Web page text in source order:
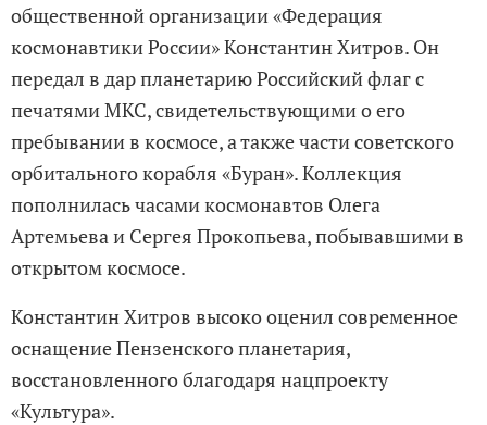
общественной организации «Федерация
космонавтики России» Константин Хитров. Он
передал в дар планетарию Российский флаг с
печатями МКС, свидетельствующими о его
пребывании в космосе, а также части советского
орбитального корабля «Буран». Коллекция
пополнилась часами космонавтов Олега
Артемьева и Сергея Прокопьева, побывавшими в
открытом космосе.
Константин Хитров высоко оценил современное
оснащение Пензенского планетария,
восстановленного благодаря нацпроекту
«Культура».